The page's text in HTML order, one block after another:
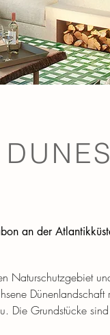
an der
Naturschutzgebiet
Die Grundstücke